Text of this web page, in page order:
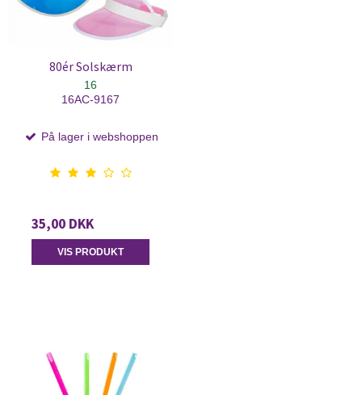
80ér Solskærm
16
16AC-9167
På lager i webshoppen
35,00 DKK
VIS PRODUKT